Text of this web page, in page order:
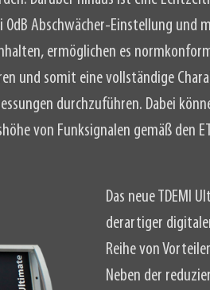
Abschwächer-Einstellung und
ermöglichen es
und somit eine vollständige
durchzuführen. Dabei
von Funksignalen gemäß den
Das neue TDEMI
derartiger
Reihe von
Neben der